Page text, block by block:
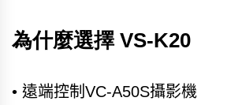
為什麼選擇 VS-K20
• 遠端控制VC-A50S攝影機